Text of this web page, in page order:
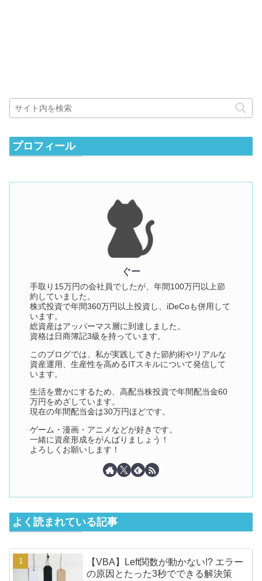
プロフィール
ぐー
手取り15万円の会社員でしたが、年間100万円以上節
約していました。
株式投資で年間360万円以上投資し、iDeCoも併用して
います。
総資産はアッパーマス層に到達しました。
資格は日商簿記3級を持っています。
このブログでは、私が実践してきた節約術やリアルな
資産運用、生産性を高めるITスキルについて発信して
います。
生活を豊かにするため、高配当株投資で年間配当金60
万円をめざしています。
現在の年間配当金は30万円ほどです。
ゲーム・漫画・アニメなどが好きです。
一緒に資産形成をがんばりましょう！
よろしくお願いします！
よく読まれている記事
【VBA】Left関数が動かない!? エラー
の原因とたった3秒でできる解決策